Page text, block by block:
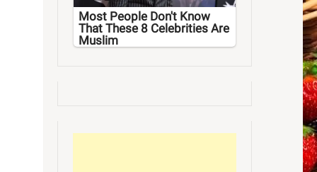
Most People Don't Know
That These 8 Celebrities Are
Muslim